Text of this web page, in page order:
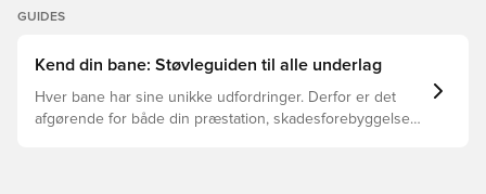
GUIDES
Kend din bane: Støvleguiden til alle underlag
Hver bane har sine unikke udfordringer. Derfor er det
afgørende for både din præstation, skadesforebyggelse